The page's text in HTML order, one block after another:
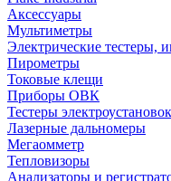
Аксессуары
Мультиметры
Электрические тестеры,
Пирометры
Токовые клещи
Приборы ОВК
Тестеры электроустановок
Лазерные дальномеры
Мегаомметр
Тепловизоры
Анализаторы и